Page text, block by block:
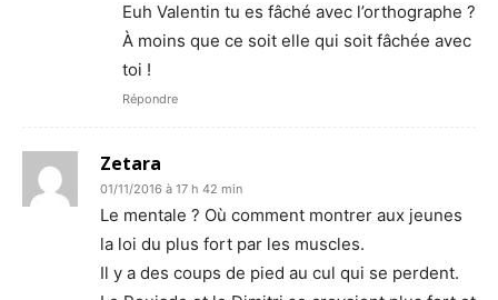
Euh Valentin tu es fâché avec l’orthographe ?
À moins que ce soit elle qui soit fâchée avec
toi !
Répondre
Zetara
01/11/2016 à 17 h 42 min
Le mentale ? Où comment montrer aux jeunes
la loi du plus fort par les muscles.
Il y a des coups de pied au cul qui se perdent.